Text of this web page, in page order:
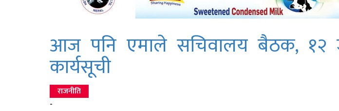
आज पनि एमाले सचिवालय बैठक, १२
कार्यसूची
राजनीति
-